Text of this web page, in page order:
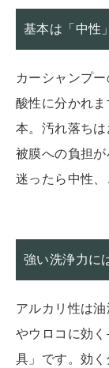
基本は「中性
カーシャンプ
酸性に分かれ
本。汚れ落ち
被膜への負担が
迷ったら中性、
強い洗浄力に
アルカリ性は
やウロコに効
具」です。効